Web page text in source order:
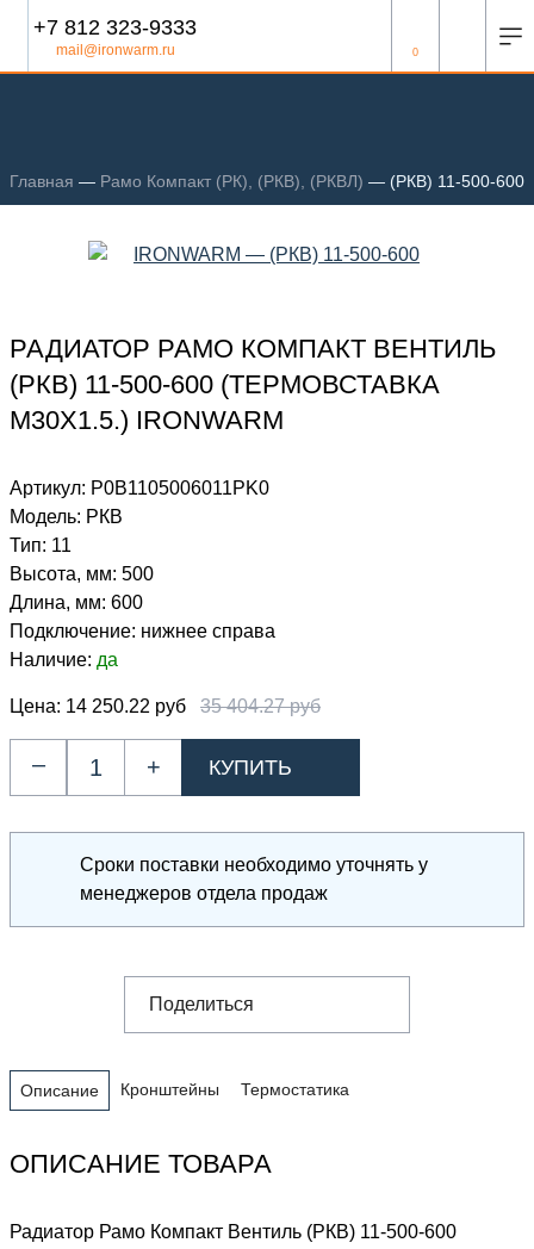
+7 812 323-9333
mail@ironwarm.ru 0
Главная — Рамо Компакт (РК), (РКВ), (РКВЛ) — (РКВ) 11-500-600
РАДИАТОР РАМО КОМПАКТ ВЕНТИЛЬ
(РКВ) 11-500-600 (ТЕРМОВСТАВКА
М30Х1.5.) IRONWARM
Артикул: Р0В1105006011PK0
Модель: РКВ
Тип: 11
Высота, мм: 500
Длина, мм: 600
Подключение: нижнее справа
Наличие: да
Цена: 14 250.22 руб 35 404.27 руб
– +
Сроки поставки необходимо уточнять у
менеджеров отдела продаж
Поделиться
Описание Кронштейны Термостатика
ОПИСАНИЕ ТОВАРА
Радиатор Рамо Компакт Вентиль (РКВ) 11-500-600